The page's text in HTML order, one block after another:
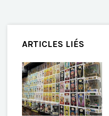
ARTICLES LIÉS